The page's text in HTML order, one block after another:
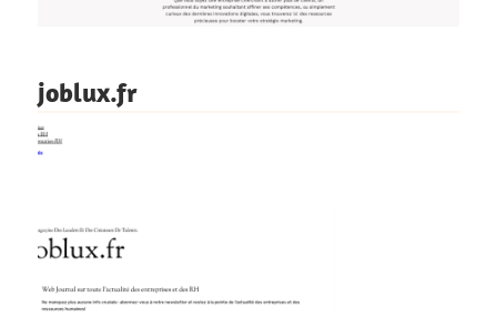
joblux.fr